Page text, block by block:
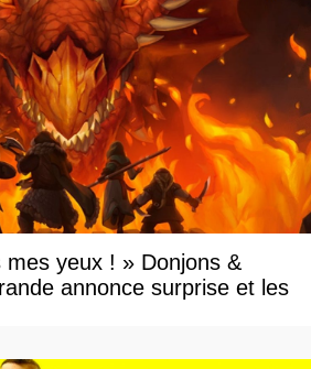
yeux ! » Donjons &
annonce surprise et les